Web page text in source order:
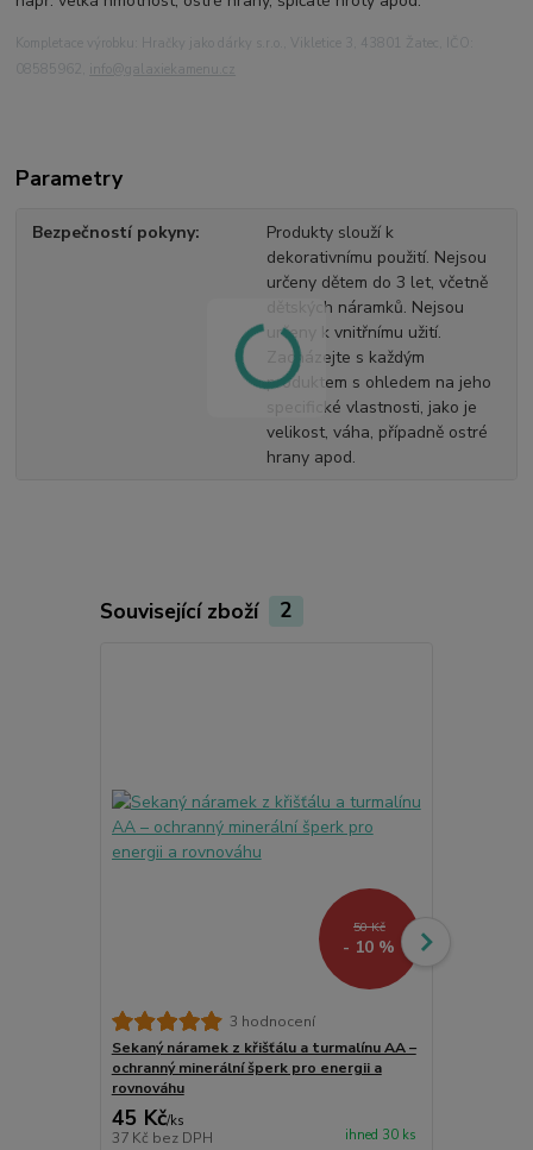
Kompletace výrobku: Hračky jako dárky s.r.o., Vikletice 3, 43801 Žatec, IČO:
galaxiekamenu.cz
Parametry
Bezpečností pokyny
Produkty slouží k
dekorativnímu použití. Nejsou
určeny dětem do 3 let, včetně
dětských náramků. Nejsou
určeny k vnitřnímu užití.
Zacházejte s každým
produktem s ohledem na jeho
specifické vlastnosti, jako je
velikost, váha, případně ostré
hrany apod.
Související zboží 2
50 Kč
- 10 %
3 hodnocení
Sekaný náramek z křišťálu a turmalínu AA –
ochranný minerální šperk pro energii a
rovnováhu
45 Kč/ks
37 Kč bez DPH ihned 30 ks